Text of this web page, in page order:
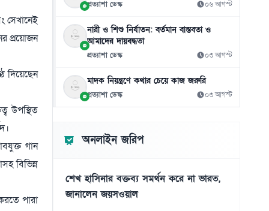
সেখানেই
প্রয়োজন
দিয়েছেন
উপস্থিত
গান
বিভিন্ন
পারা
শফিকুর রহমানের
১১ জুলাইয়ের ‘নীরব বিপ্লবীদের’ প্রতি নাহিদের কৃতজ্ঞতা
০৭ আগস্ট
১২
এআইয়ের প্রভাবে উন্নত দেশে চাকরি হারানোর
ঝুঁকি বেশি
০৭ আগস্ট
১৩
গুজরাটের কূপে রহস্যময় ঢেউ, নেই ভূমিকম্পের
শঙ্কা
৪১ বছরের ইতিহাসে প্রথমবার সৌদি তেল
আমদানি বন্ধ যুক্তরাষ্ট্রের
প্রত্যাশা ডেস্ক ০৬ আগস্ট
নারী ও শিশু নির্যাতন: বর্তমান বাস্তবতা ও
আমাদের দায়বদ্ধতা
প্রত্যাশা ডেস্ক ০৩ আগস্ট
মাদক নিয়ন্ত্রণে কথার চেয়ে কাজ জরুরি
প্রত্যাশা ডেস্ক ০৩ আগস্ট
অনলাইন জরিপ
শেখ হাসিনার বক্তব্য সমর্থন করে না ভারত,
জানালেন জয়সওয়াল